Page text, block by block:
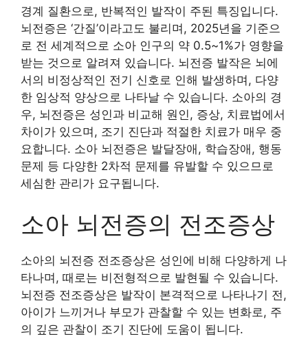
경계 질환으로, 반복적인 발작이 주된 특징입니다.
뇌전증은 ‘간질’이라고도 불리며, 2025년을 기준으
로 전 세계적으로 소아 인구의 약 0.5~1%가 영향을
받는 것으로 알려져 있습니다. 뇌전증 발작은 뇌에
서의 비정상적인 전기 신호로 인해 발생하며, 다양
한 임상적 양상으로 나타날 수 있습니다. 소아의 경
우, 뇌전증은 성인과 비교해 원인, 증상, 치료법에서
차이가 있으며, 조기 진단과 적절한 치료가 매우 중
요합니다. 소아 뇌전증은 발달장애, 학습장애, 행동
문제 등 다양한 2차적 문제를 유발할 수 있으므로
세심한 관리가 요구됩니다.
소아 뇌전증의 전조증상
소아의 뇌전증 전조증상은 성인에 비해 다양하게 나
타나며, 때로는 비전형적으로 발현될 수 있습니다.
뇌전증 전조증상은 발작이 본격적으로 나타나기 전,
아이가 느끼거나 부모가 관찰할 수 있는 변화로, 주
의 깊은 관찰이 조기 진단에 도움이 됩니다.